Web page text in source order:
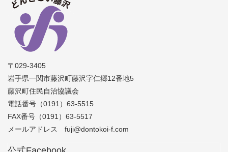
〒029-3405
岩手県一関市藤沢町藤沢字仁郷12番地5
藤沢町住民自治協議会
電話番号（0191）63-5515
FAX番号（0191）63-5517
メールアドレス fuji@dontokoi-f.com